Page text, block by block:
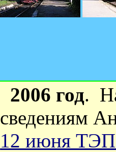
2006 год.
сведениям
12 июня